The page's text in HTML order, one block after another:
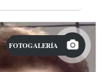
FOTOGALERÍA